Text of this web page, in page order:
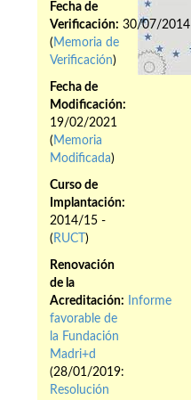
Fecha de
Verificación: 30/07/2014
( Memoria de
Verificación)
Fecha de
Modificación:
19/02/2021
( Memoria
Modificada)
Curso de
Implantación:
2014/15 -
( RUCT )
Renovación
de la
Acreditación:
Informe
favorable de
la Fundación
Madri+d
(28/01/2019:
Resolución